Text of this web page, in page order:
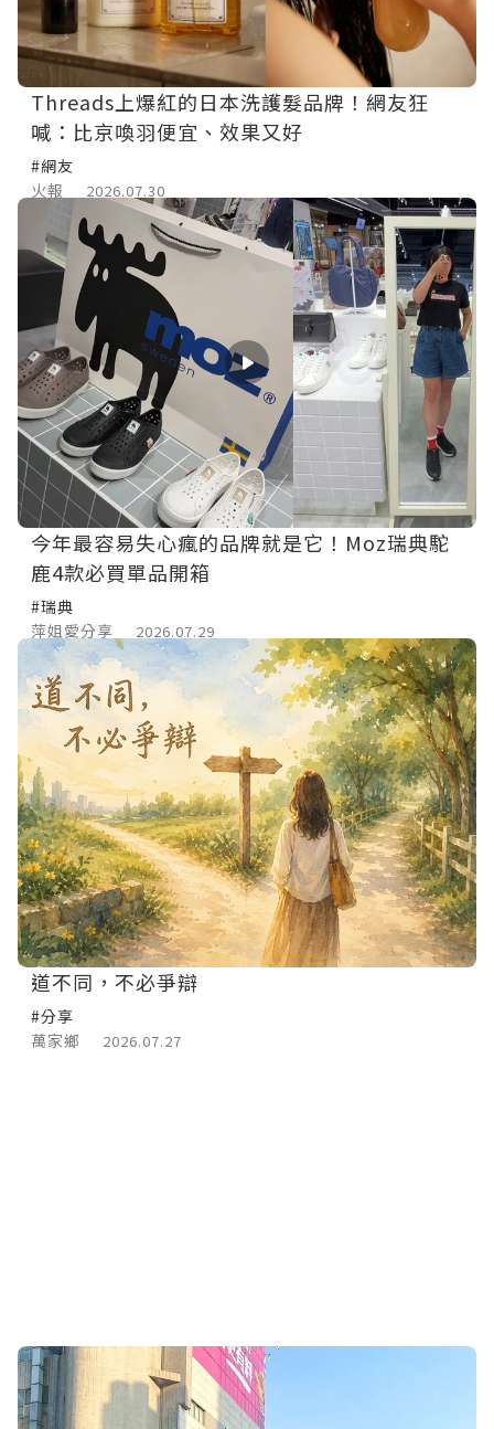
Threads上爆紅的日本洗護髮品牌！網友狂
喊：比京喚羽便宜、效果又好
#網友
火報
2026.07.30
今年最容易失心瘋的品牌就是它！Moz瑞典駝
鹿4款必買單品開箱
#瑞典
萍姐愛分享
2026.07.29
道不同，不必爭辯
#分享
萬家鄉
2026.07.27